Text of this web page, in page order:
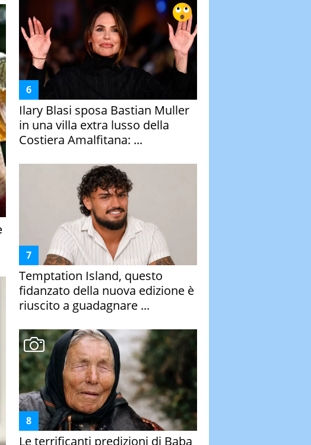
Ilary Blasi sposa Bastian Muller
in una villa extra lusso della
Costiera Amalfitana: ...
Temptation Island, questo
fidanzato della nuova edizione è
riuscito a guadagnare ...
Le terrificanti predizioni di Baba